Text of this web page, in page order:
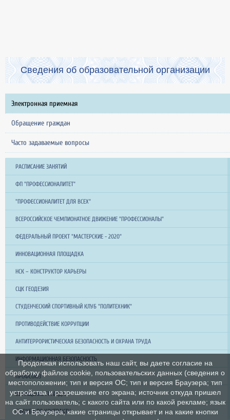
Сведения об образовательной организации
Электронная приемная
Обращение граждан
Часто задаваемые вопросы
РАСПИСАНИЕ ЗАНЯТИЙ
ФП "ПРОФЕССИОНАЛИТЕТ"
"ПРОФЕССИОНАЛИТЕТ ДЛЯ ВСЕХ"
ВСЕРОССИЙСКОЕ ЧЕМПИОНАТНОЕ ДВИЖЕНИЕ "ПРОФЕССИОНАЛЫ"
ФЕДЕРАЛЬНЫЙ ПРОЕКТ "МАСТЕРСКИЕ - 2020"
ИННОВАЦИОННАЯ ПЛОЩАДКА
НСК – КОНСТРУКТОР КАРЬЕРЫ
СЦК ГЕОДЕЗИЯ
СТУДЕНЧЕСКИЙ СПОРТИВНЫЙ КЛУБ "ПОЛИТЕХНИК"
ПРОТИВОДЕЙСТВИЕ КОРРУПЦИИ
АНТИТЕРРОРИСТИЧЕСКАЯ БЕЗОПАСНОСТЬ И ОХРАНА ТРУДА
ИНФОРМАЦИОННАЯ БЕЗОПАСНОСТЬ
ПРОФСОЮЗ
ОБРАЩЕНИЕ ГРАЖДАН
СЛУЖБА ПО КОНТРАКТУ
Продолжая использовать наш сайт, вы даете согласие на
обработку файлов cookie, пользовательских данных (сведения о
местоположении; тип и версия ОС; тип и версия Браузера; тип
устройства и разрешение его экрана; источник откуда пришел
на сайт пользователь; с какого сайта или по какой рекламе; язык
ОС и Браузера; какие страницы открывает и на какие кнопки